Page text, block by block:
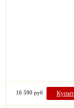
16 590 руб